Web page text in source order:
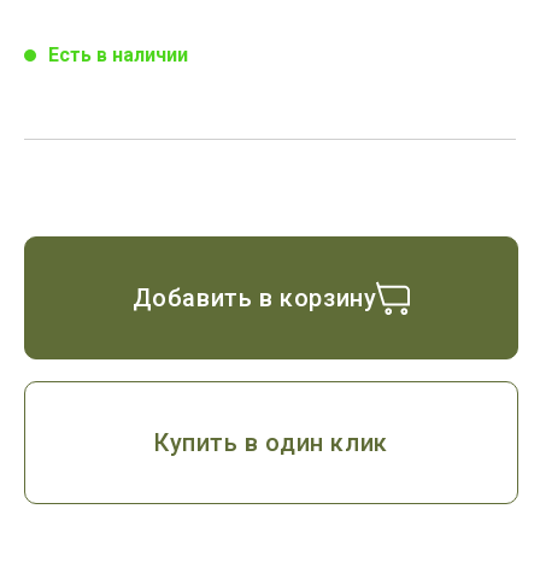
Есть в наличии
Добавить в корзину
Купить в один клик